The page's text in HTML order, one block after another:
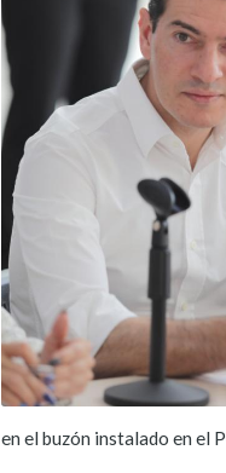
en el buzón instalado en el